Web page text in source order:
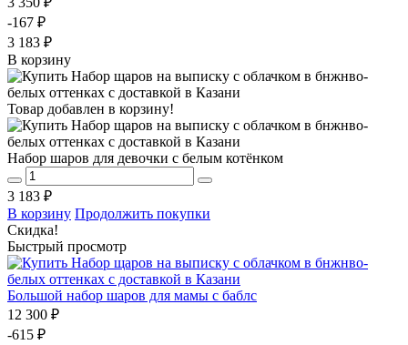
-167 ₽
3 183 ₽
В корзину
Товар добавлен в корзину!
Набор шаров для девочки с белым котёнком
3 183 ₽
В корзину Продолжить покупки
Скидка!
Быстрый просмотр
Большой набор шаров для мамы с баблс
12 300 ₽
-615 ₽